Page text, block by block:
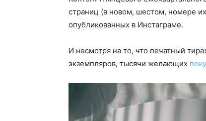
страниц (в новом, шестом, номере
опубликованных в Инстаграме.
И несмотря на то, что печатный
экземпляров, тысячи желающих